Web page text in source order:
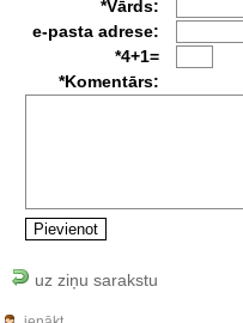
*Vārds:
e-pasta adrese:
*4+1=
*Komentārs:
uz ziņu sarakstu